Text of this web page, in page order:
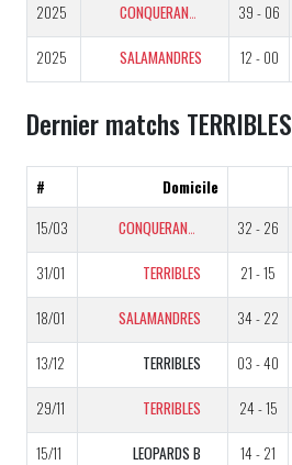
2025 CONQUERANTS 39 - 06
2025 SALAMANDRES 12 - 00
Dernier matchs TERRIBLES
# Domicile
15/03
CONQUERANTS 32 - 26
31/01 TERRIBLES 21 - 15
18/01 SALAMANDRES 34 - 22
13/12 TERRIBLES 03 - 40
29/11 TERRIBLES 24 - 15
15/11 LEOPARDS B 14 - 21